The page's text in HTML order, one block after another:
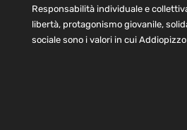
Responsabilità individuale e
libertà, protagonismo giovanile,
sociale sono i valori in cui